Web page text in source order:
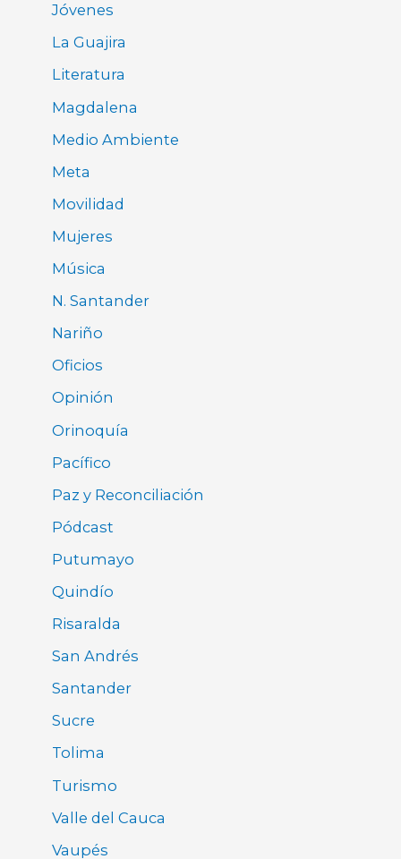
Jóvenes
La Guajira
Literatura
Magdalena
Medio Ambiente
Meta
Movilidad
Mujeres
Música
N. Santander
Nariño
Oficios
Opinión
Orinoquía
Pacífico
Paz y Reconciliación
Pódcast
Putumayo
Quindío
Risaralda
San Andrés
Santander
Sucre
Tolima
Turismo
Valle del Cauca
Vaupés